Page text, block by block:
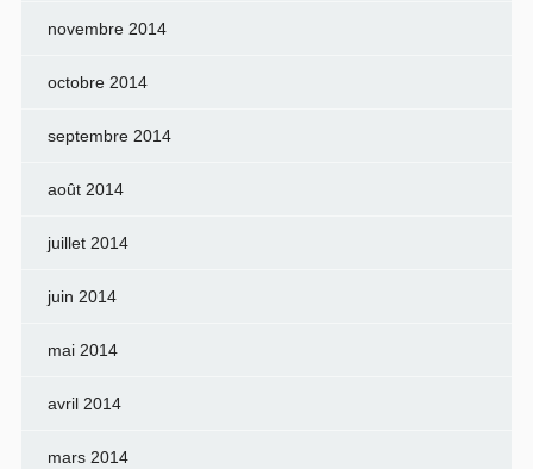
novembre 2014
octobre 2014
septembre 2014
août 2014
juillet 2014
juin 2014
mai 2014
avril 2014
mars 2014